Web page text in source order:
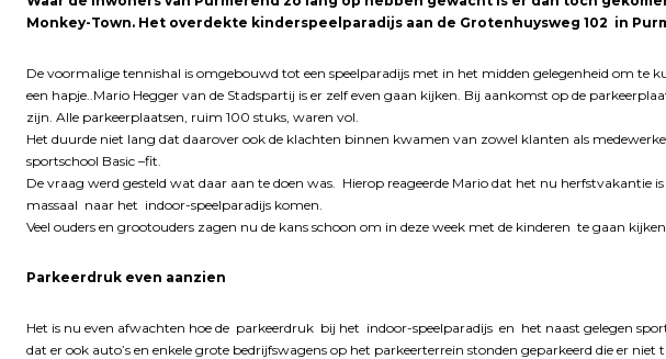
Monkey-Town. Het overdekte kinderspeelparadijs aan de Grotenhuysweg 102 in
De voormalige tennishal is omgebouwd tot een speelparadijs met in het midden gelegenheid om te
een hapje..Mario Hegger van de Stadspartij is er zelf even gaan kijken. Bij aankomst op de
zijn. Alle parkeerplaatsen, ruim 100 stuks, waren vol.
Het duurde niet lang dat daarover ook de klachten binnen kwamen van zowel klanten als
sportschool Basic –fit.
De vraag werd gesteld wat daar aan te doen was. Hierop reageerde Mario dat het nu herfstvakantie is
massaal naar het indoor-speelparadijs komen.
Veel ouders en grootouders zagen nu de kans schoon om in deze week met de kinderen te gaan kijken
Parkeerdruk even aanzien
Het is nu even afwachten hoe de parkeerdruk bij het indoor-speelparadijs en het naast gelegen
dat er ook auto’s en enkele grote bedrijfswagens op het parkeerterrein stonden geparkeerd die er niet